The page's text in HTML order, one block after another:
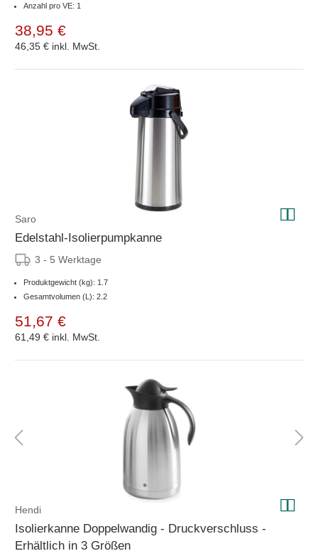
Anzahl pro VE: 1
38,95 €
46,35 € inkl. MwSt.
Saro
Edelstahl-Isolierpumpkanne
3 - 5 Werktage
Produktgewicht (kg): 1.7
Gesamtvolumen (L): 2.2
51,67 €
61,49 € inkl. MwSt.
Hendi
Isolierkanne Doppelwandig - Druckverschluss -
Erhältlich in 3 Größen